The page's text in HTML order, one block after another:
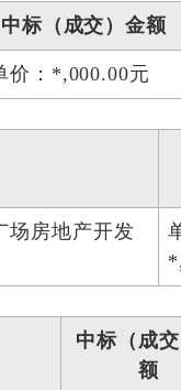
中标（成交）金额
价：*,000.00元
场房地产开发
中标（成
额